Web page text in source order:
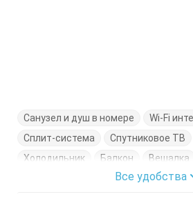
Санузел и душ в номере
Wi-Fi
Сплит-система
Спутниковое ТВ
Холодильник
Балкон
Вешалка
Душевые принадлежностиВсе удобства